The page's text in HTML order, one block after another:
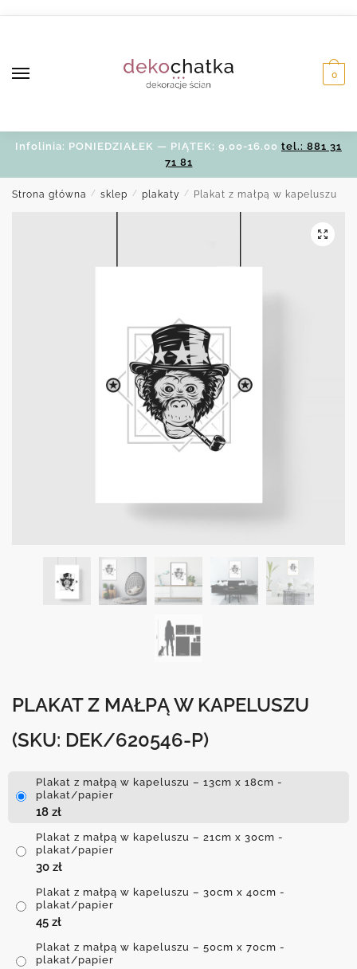
0
Infolinia: PONIEDZIAŁEK — PIĄTEK: 9.00-16.00 tel.: 881 31
71 81
Strona główna / sklep / plakaty / Plakat z małpą w kapeluszu
PLAKAT Z MAŁPĄ W KAPELUSZU
(SKU: DEK/620546-P)
Plakat z małpą w kapeluszu – 13cm x 18cm -
plakat/papier
18 zł
Plakat z małpą w kapeluszu – 21cm x 30cm -
plakat/papier
30 zł
Plakat z małpą w kapeluszu – 30cm x 40cm -
plakat/papier
45 zł
Plakat z małpą w kapeluszu – 50cm x 70cm -
plakat/papier